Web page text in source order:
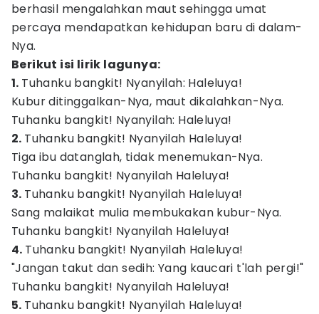
berhasil mengalahkan maut sehingga umat
percaya mendapatkan kehidupan baru di dalam-
Nya.
Berikut isi lirik lagunya:
1. Tuhanku bangkit! Nyanyilah: Haleluya!
Kubur ditinggalkan-Nya, maut dikalahkan-Nya.
Tuhanku bangkit! Nyanyilah: Haleluya!
2. Tuhanku bangkit! Nyanyilah Haleluya!
Tiga ibu datanglah, tidak menemukan-Nya.
Tuhanku bangkit! Nyanyilah Haleluya!
3. Tuhanku bangkit! Nyanyilah Haleluya!
Sang malaikat mulia membukakan kubur-Nya.
Tuhanku bangkit! Nyanyilah Haleluya!
4. Tuhanku bangkit! Nyanyilah Haleluya!
"Jangan takut dan sedih: Yang kaucari t'lah pergi!"
Tuhanku bangkit! Nyanyilah Haleluya!
5. Tuhanku bangkit! Nyanyilah Haleluya!